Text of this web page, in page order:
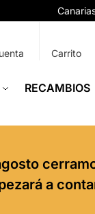
Carrito
RECAMBIOS
a